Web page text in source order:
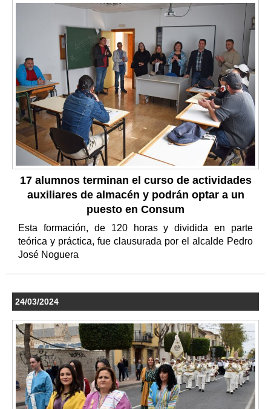
17 alumnos terminan el curso de actividades
auxiliares de almacén y podrán optar a un
puesto en Consum
Esta formación, de 120 horas y dividida en parte
teórica y práctica, fue clausurada por el alcalde Pedro
José Noguera
24/03/2024